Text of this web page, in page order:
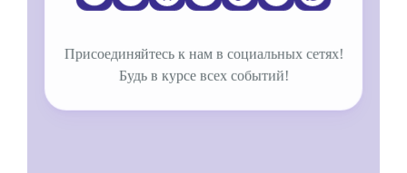
Присоединяйтесь к нам в социальных сетях!
Будь в курсе всех событий!